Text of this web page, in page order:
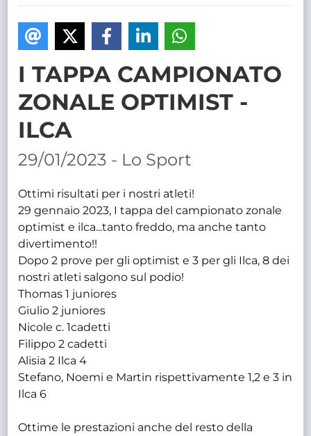
I TAPPA CAMPIONATO
ZONALE OPTIMIST -
ILCA
29/01/2023 - Lo Sport
Ottimi risultati per i nostri atleti!
29 gennaio 2023, I tappa del campionato zonale
optimist e ilca...tanto freddo, ma anche tanto
divertimento!!
Dopo 2 prove per gli optimist e 3 per gli Ilca, 8 dei
nostri atleti salgono sul podio!
Thomas 1 juniores
Giulio 2 juniores
Nicole c. 1cadetti
Filippo 2 cadetti
Alisia 2 Ilca 4
Stefano, Noemi e Martin rispettivamente 1,2 e 3 in
Ilca 6
Ottime le prestazioni anche del resto della